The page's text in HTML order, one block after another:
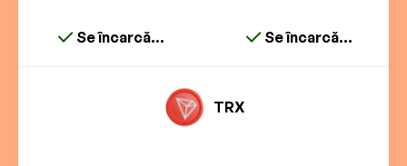
Se încarcă... Se încarcă...
TRX